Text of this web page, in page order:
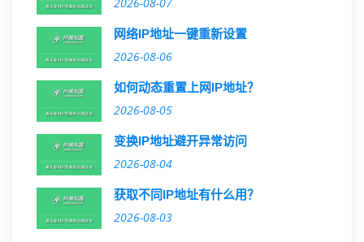
网络IP地址一键重新设置
2026-08-06
如何动态重置上网IP地址？
2026-08-05
变换IP地址避开异常访问
2026-08-04
获取不同IP地址有什么用？
2026-08-03